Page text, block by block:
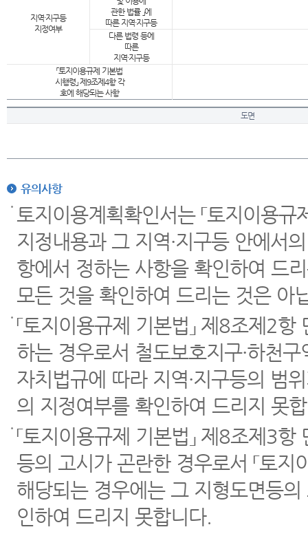
지역·지구등
지정여부
관한 법률 」에
따른 지역·지구등
다른 법령 등에
따른
지역·지구등
「토지이용규제 기본법
시행령」 제9조제4항 각
호에 해당되는 사항
도면
유의사항
토지이용계획확인서는 「토지이용
지정내용과 그 지역·지구등 안에서
항에서 정하는 사항을 확인하여 드
모든 것을 확인하여 드리는 것은 아
「토지이용규제 기본법」 제8조제2
하는 경우로서 철도보호지구·하천
자치법규에 따라 지역·지구등의 범
의 지정여부를 확인하여 드리지 못
「토지이용규제 기본법」 제8조제3
등의 고시가 곤란한 경우로서 「토
해당되는 경우에는 그 지형도면등
인하여 드리지 못합니다.